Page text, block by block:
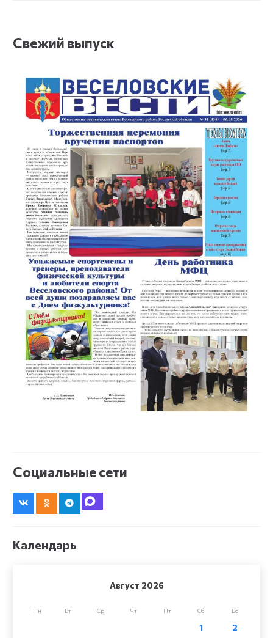
Свежий выпуск
Социальные сети
Календарь
Август 2026
Пн Вт Ср Чт Пт Сб Вс
1
2